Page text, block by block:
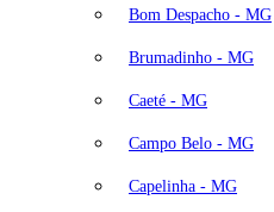
Bom Despacho - MG
Brumadinho - MG
Caeté - MG
Campo Belo - MG
Capelinha - MG